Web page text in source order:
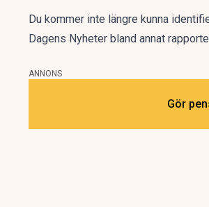
Du kommer inte längre kunna
Dagens Nyheter bland annat
ANNONS
Gör